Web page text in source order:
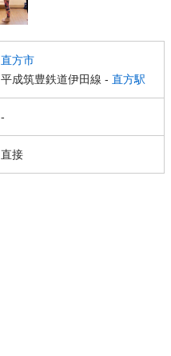
直方市
平成筑豊鉄道伊田線 - 直方駅
-
直接